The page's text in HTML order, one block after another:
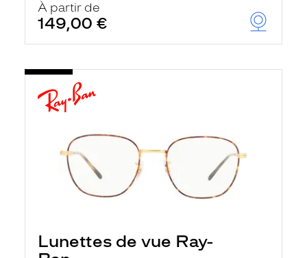
À partir de
149,00 €
Lunettes de vue Ray-